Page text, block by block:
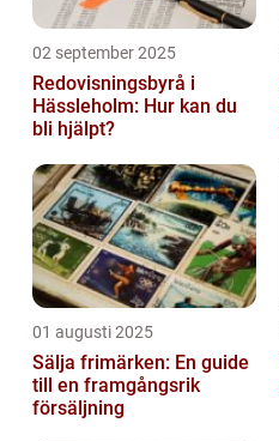
02 september 2025
Redovisningsbyrå i
Hässleholm: Hur kan du
bli hjälpt?
01 augusti 2025
Sälja frimärken: En guide
till en framgångsrik
försäljning